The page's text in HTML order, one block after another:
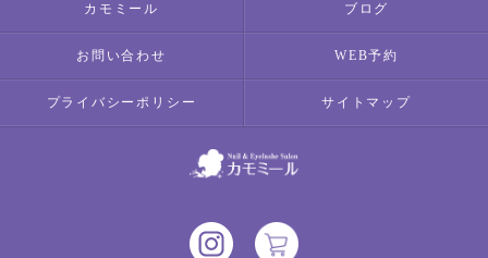
カモミール ブログ
お問い合わせ WEB予約
プライバシーポリシー サイトマップ